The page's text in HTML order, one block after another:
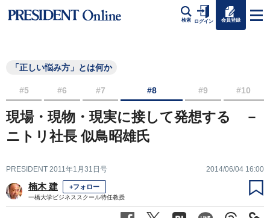
検索 ログイン 会員登録
「正しい悩み方」とは何か
#5 #6 #7 #8 #9 #10
現場・現物・現実に接して発想する －
ニトリ社長 似鳥昭雄氏
PRESIDENT 2011年1月31日号 2014/06/04 16:00
楠木 建 +フォロー
一橋大学ビジネススクール特任教授